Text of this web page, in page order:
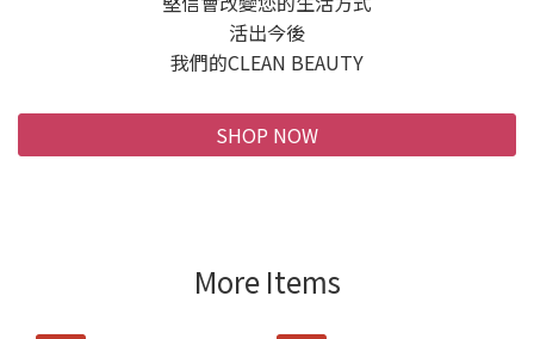
活出今後
我們的CLEAN BEAUTY
SHOP NOW
More Items